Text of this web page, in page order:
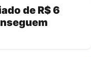
de R$ 6